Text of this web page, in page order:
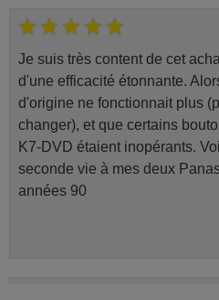
Je suis très content de cet
d'une efficacité étonnante.
d'origine ne fonctionnait plus
changer), et que certains
K7-DVD étaient inopérants.
seconde vie à mes deux
années 90